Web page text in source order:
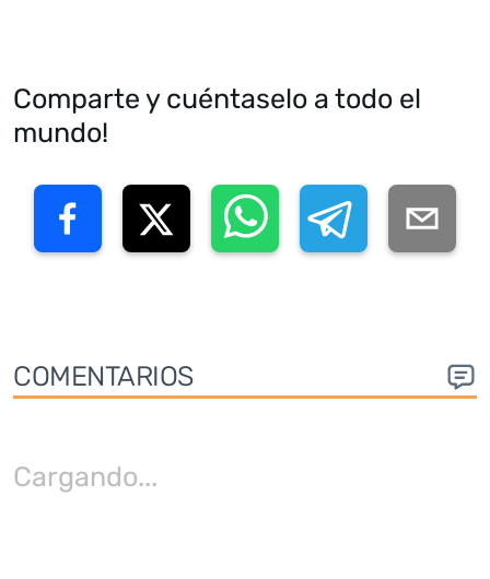
Comparte y cuéntaselo a todo el
mundo!
COMENTARIOS
Cargando...